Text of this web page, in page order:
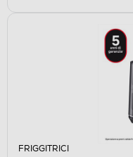
FRIGGITRICI